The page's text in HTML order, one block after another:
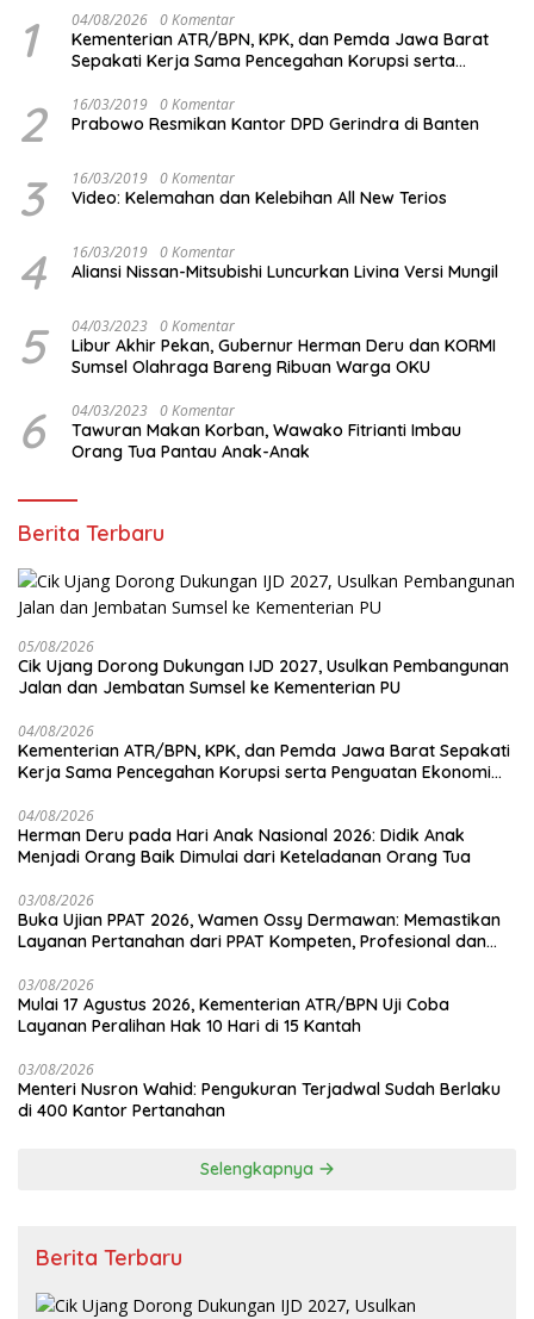
1 04/08/2026 0 Komentar
Kementerian ATR/BPN, KPK, dan Pemda Jawa Barat
Sepakati Kerja Sama Pencegahan Korupsi serta
2 16/03/2019 0 Komentar
Prabowo Resmikan Kantor DPD Gerindra di Banten
3 16/03/2019 0 Komentar
Video: Kelemahan dan Kelebihan All New Terios
4 16/03/2019 0 Komentar
Aliansi Nissan-Mitsubishi Luncurkan Livina Versi Mungil
5 04/03/2023 0 Komentar
Libur Akhir Pekan, Gubernur Herman Deru dan KORMI
Sumsel Olahraga Bareng Ribuan Warga OKU
6 04/03/2023 0 Komentar
Tawuran Makan Korban, Wawako Fitrianti Imbau
Orang Tua Pantau Anak-Anak
Berita Terbaru
05/08/2026
Cik Ujang Dorong Dukungan IJD 2027, Usulkan Pembangunan
Jalan dan Jembatan Sumsel ke Kementerian PU
04/08/2026
Kementerian ATR/BPN, KPK, dan Pemda Jawa Barat Sepakati
Kerja Sama Pencegahan Korupsi serta Penguatan Ekonomi
04/08/2026
Herman Deru pada Hari Anak Nasional 2026: Didik Anak
Menjadi Orang Baik Dimulai dari Keteladanan Orang Tua
03/08/2026
Buka Ujian PPAT 2026, Wamen Ossy Dermawan: Memastikan
Layanan Pertanahan dari PPAT Kompeten, Profesional dan
03/08/2026
Mulai 17 Agustus 2026, Kementerian ATR/BPN Uji Coba
Layanan Peralihan Hak 10 Hari di 15 Kantah
03/08/2026
Menteri Nusron Wahid: Pengukuran Terjadwal Sudah Berlaku
di 400 Kantor Pertanahan
Selengkapnya
Berita Terbaru